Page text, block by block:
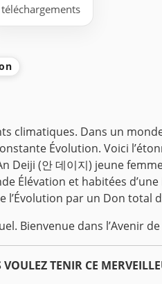
téléchargements
climatiques. Dans un
Évolution. Voici
Deiji (안 데이지) jeune
Élévation et habitées
par un Don total
Bienvenue dans l’Avenir
VOULEZ TENIR CE